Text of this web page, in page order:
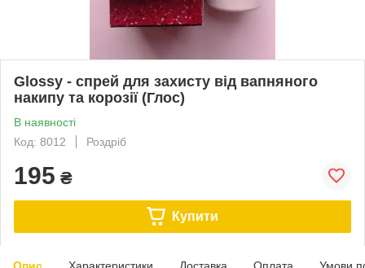
Glossy - спрей для захисту від вапняного
накипу та корозії (Глос)
В наявності
Код: 8012
Роздріб
195 ₴
Купити
Опис Характеристики Доставка Оплата Умови